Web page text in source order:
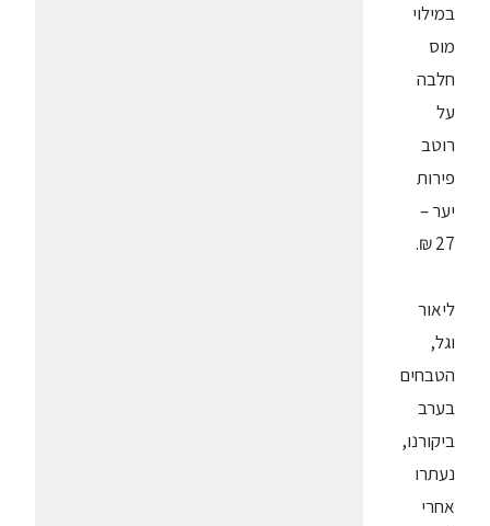
במילוי
מוס
חלבה
על
רוטב
פירות
יער –
27 ₪.
ליאור
וגל,
הטבחים
בערב
ביקורנו,
נעתרו
אחרי